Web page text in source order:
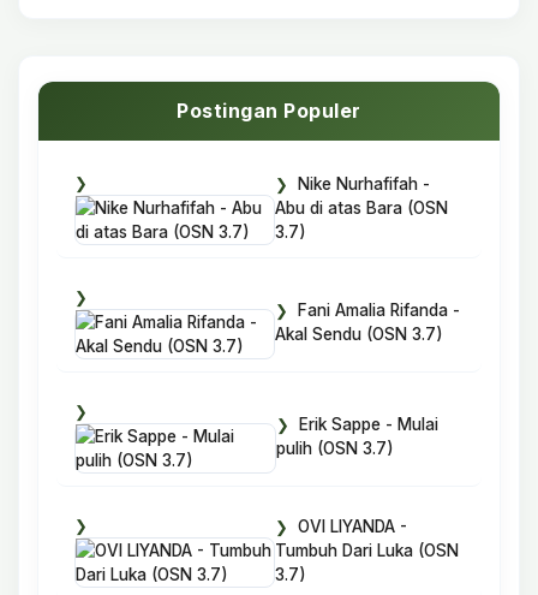
Postingan Populer
Nike Nurhafifah -
Abu di atas Bara (OSN
3.7)
Fani Amalia Rifanda -
Akal Sendu (OSN 3.7)
Erik Sappe - Mulai
pulih (OSN 3.7)
OVI LIYANDA -
Tumbuh Dari Luka (OSN
3.7)